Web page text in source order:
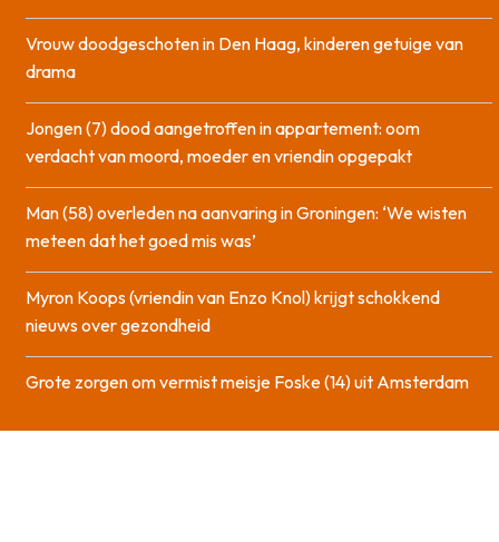
Vrouw doodgeschoten in Den Haag, kinderen getuige van
drama
Jongen (7) dood aangetroffen in appartement: oom
verdacht van moord, moeder en vriendin opgepakt
Man (58) overleden na aanvaring in Groningen: ‘We wisten
meteen dat het goed mis was’
Myron Koops (vriendin van Enzo Knol) krijgt schokkend
nieuws over gezondheid
Grote zorgen om vermist meisje Foske (14) uit Amsterdam